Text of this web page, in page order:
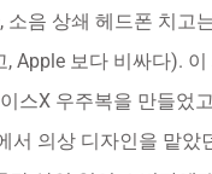
소음 상쇄 헤드폰 치고
, Apple 보다 비싸다).
스X 우주복을 만들었
서 의상 디자인을 맡았